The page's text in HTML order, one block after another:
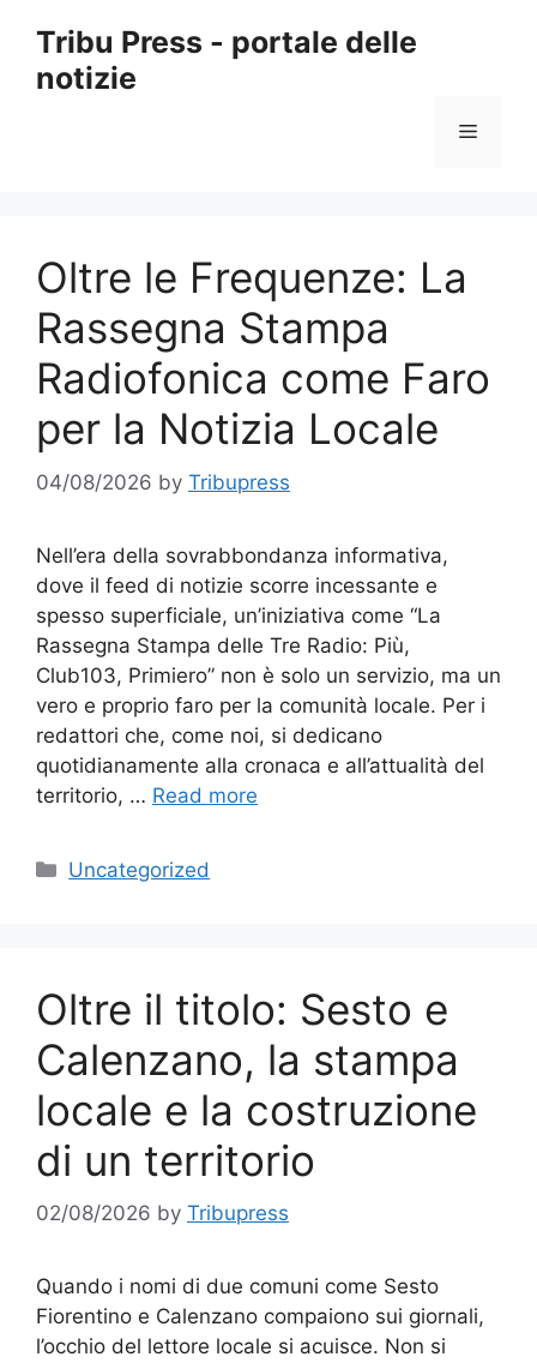
content
Tribu Press - portale delle
notizie
Menu
Oltre le Frequenze: La
Rassegna Stampa
Radiofonica come Faro
per la Notizia Locale
04/08/2026 by Tribupress
Nell’era della sovrabbondanza informativa,
dove il feed di notizie scorre incessante e
spesso superficiale, un’iniziativa come “La
Rassegna Stampa delle Tre Radio: Più,
Club103, Primiero” non è solo un servizio, ma un
vero e proprio faro per la comunità locale. Per i
redattori che, come noi, si dedicano
quotidianamente alla cronaca e all’attualità del
territorio, … Read more
Categories
Uncategorized
Oltre il titolo: Sesto e
Calenzano, la stampa
locale e la costruzione
di un territorio
02/08/2026 by Tribupress
Quando i nomi di due comuni come Sesto
Fiorentino e Calenzano compaiono sui giornali,
l’occhio del lettore locale si acuisce. Non si